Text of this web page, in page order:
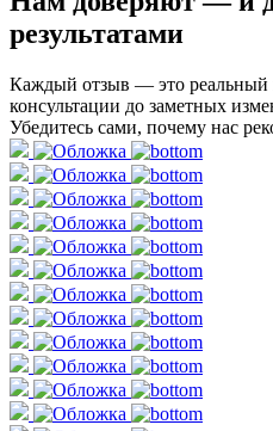
результатами
Каждый отзыв — это реальный
консультации до заметных
Убедитесь сами, почему нас